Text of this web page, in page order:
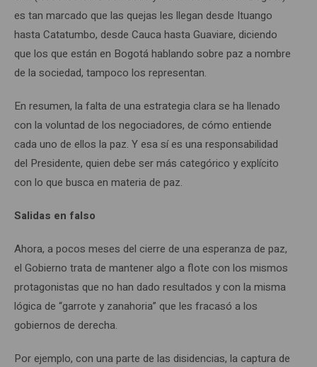
es tan marcado que las quejas les llegan desde Ituango
hasta Catatumbo, desde Cauca hasta Guaviare, diciendo
que los que están en Bogotá hablando sobre paz a nombre
de la sociedad, tampoco los representan.
En resumen, la falta de una estrategia clara se ha llenado
con la voluntad de los negociadores, de cómo entiende
cada uno de ellos la paz. Y esa sí es una responsabilidad
del Presidente, quien debe ser más categórico y explícito
con lo que busca en materia de paz.
Salidas en falso
Ahora, a pocos meses del cierre de una esperanza de paz,
el Gobierno trata de mantener algo a flote con los mismos
protagonistas que no han dado resultados y con la misma
lógica de “garrote y zanahoria” que les fracasó a los
gobiernos de derecha.
Por ejemplo, con una parte de las disidencias, la captura de